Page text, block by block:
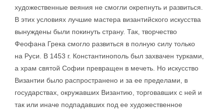
художественные веяния не смогли окрепнуть и развиться.
В этих условиях лучшие мастера византийского искусства
вынуждены были покинуть страну. Так, творчество
Феофана Грека смогло развиться в полную силу только
на Руси. В 1453 г. Константинополь был захвачен турками,
а храм святой Софии превращен в мечеть. Но искусство
Византии было распространено и за ее пределами, в
государствах, окружавших Византию, торговавших с ней и
так или иначе подпадавших под ее художественное